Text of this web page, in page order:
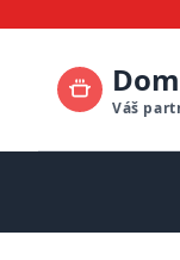
Váš